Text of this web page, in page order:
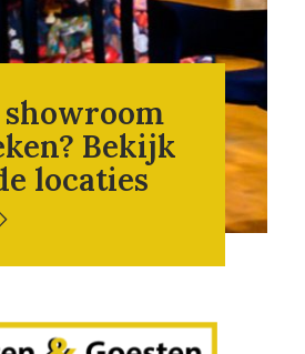
showroom
Bekijk
locaties